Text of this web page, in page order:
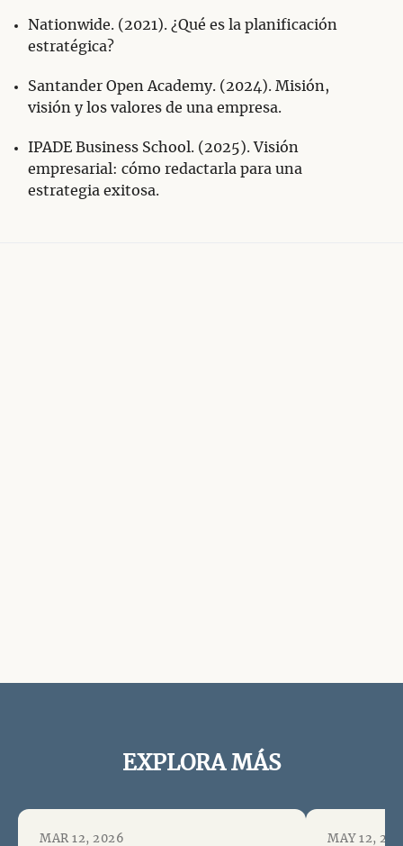
Nationwide. (2021). ¿Qué es la planificación
estratégica?
Santander Open Academy. (2024). Misión,
visión y los valores de una empresa.
IPADE Business School. (2025). Visión
empresarial: cómo redactarla para una
estrategia exitosa.
EXPLORA MÁS
MAR 12, 2026 MAY 12,